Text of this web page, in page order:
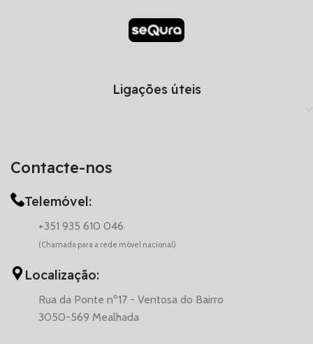
Contacte-nos
Telemóvel:
+351 935 610 046
(Chamada para a rede móvel nacional)
Localização:
Rua da Ponte nº17 - Ventosa do Bairro
3050-569 Mealhada
Ligações úteis